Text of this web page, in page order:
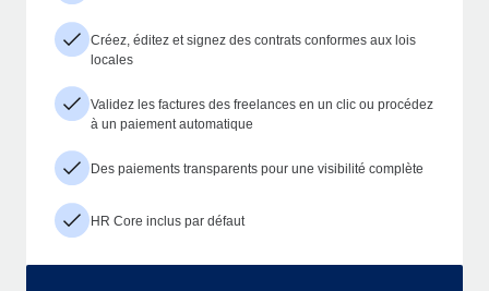
Créez, éditez et signez des contrats conformes aux lois
locales
Validez les factures des freelances en un clic ou procédez
à un paiement automatique
Des paiements transparents pour une visibilité complète
HR Core inclus par défaut